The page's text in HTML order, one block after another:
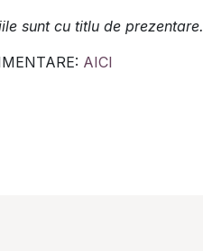
sunt cu titlu de prezentare.
AICI